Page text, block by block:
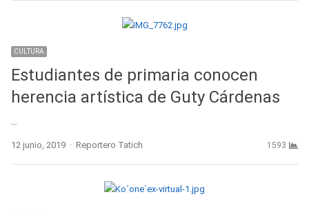
CULTURA
Estudiantes de primaria conocen
herencia artística de Guty Cárdenas
…
12 junio, 2019 Author
Reportero Tatich 1593